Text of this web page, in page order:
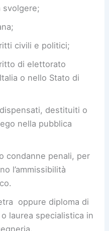
svolgere;
civili e politici;
di elettorato
o nello Stato di
destituiti o
nella pubblica
condanne penali, per
l’ammissibilità
oppure diploma di
laurea specialistica in